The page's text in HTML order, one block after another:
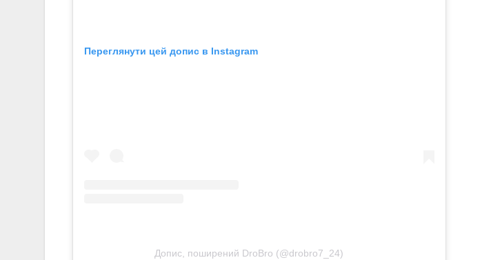
Переглянути цей допис в Instagram
Допис, поширений DroBro (@drobro7_24)